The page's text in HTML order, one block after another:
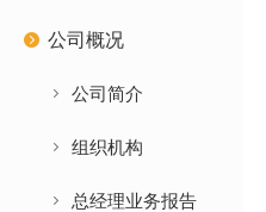
公司概况
公司简介
组织机构
总经理业务报告